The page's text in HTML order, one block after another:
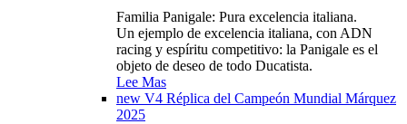
Familia Panigale: Pura excelencia italiana.
Un ejemplo de excelencia italiana, con ADN
racing y espíritu competitivo: la Panigale es el
objeto de deseo de todo Ducatista.
Lee Mas
new V4 Réplica del Campeón Mundial Márquez
2025